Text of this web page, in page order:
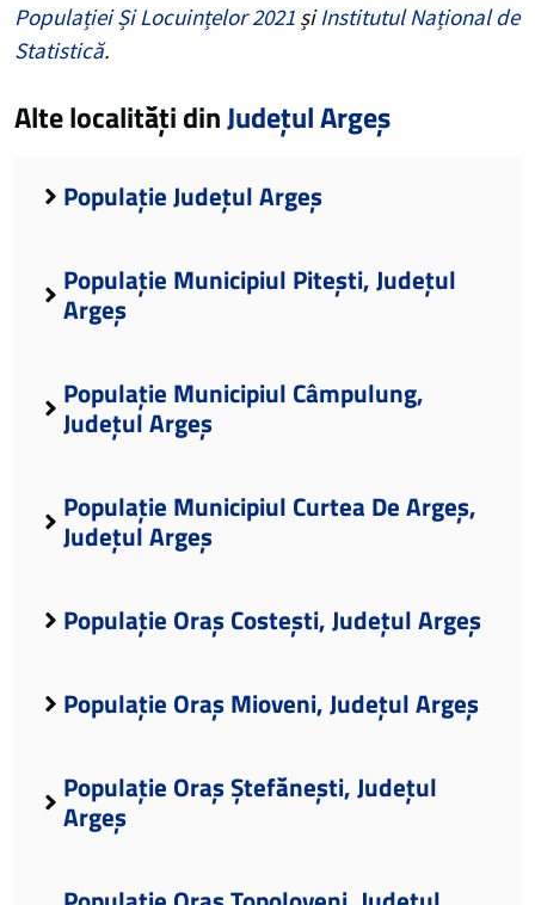
Populației Și Locuințelor 2021 șiInstitutul Național de
Statistică.
Alte localități dinJudețul Argeș
Populație Județul Argeș
Populație Municipiul Pitești, Județul
Argeș
Populație Municipiul Câmpulung,
Județul Argeș
Populație Municipiul Curtea De Argeș,
Județul Argeș
Populație Oraș Costești, Județul Argeș
Populație Oraș Mioveni, Județul Argeș
Populație Oraș Ștefănești, Județul
Argeș